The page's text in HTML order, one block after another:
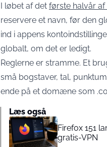
I løbet af det første halvår af
reservere et navn, før den
ind i appens
globalt, om det er ledigt.
Reglerne er stramme. Et
små bogstaver, tal,
ende på et domæne som
Læs også
Firefox 151
gratis-VPN